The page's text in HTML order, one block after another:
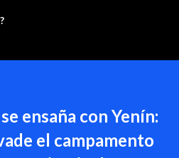
ensaña con Yenín:
el campamento